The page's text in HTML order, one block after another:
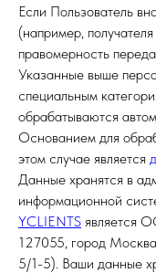
Если Пользователь
(например,
правомерность
Указанные выше
специальным
обрабатываются
Основанием для
этом случае является
Данные хранятся в
информационной
YCLIENTS является
127055, город
5/1-5). Ваши данные